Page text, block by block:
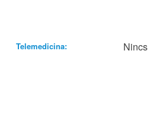
Telemedicina: Nincs